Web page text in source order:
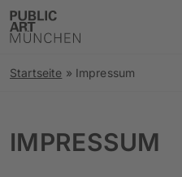
Startseite » Impressum
IMPRESSUM